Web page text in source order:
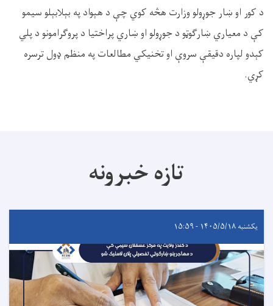
د کور او ښار جوړولو وزارت هڅه کوي چې د هېواد په بېلابېلو سیمو
کې د معیاري ښارګوټو د جوړولو او ښاري پراختیا د پروګرامونو د پلي
کېدو لپاره دقیقې سروې او تخنیکي مطالعات په منظم ډول ترسره
کړي.
تازه خبرونه
یکشنبه ۱۴۰۵/۵/۱۸ - ۱۵:۵۹